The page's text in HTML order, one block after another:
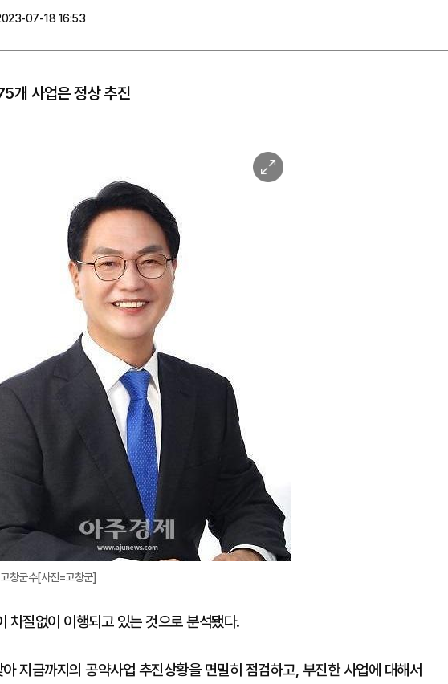
07-18 16:53
개 사업은 정상 추진
이
미
창군수[사진=고창군]
차질없이 이행되고 있는 것으로 분석됐다.
지금까지의 공약사업 추진상황을 면밀히 점검하고, 부진한 사업에 대해서